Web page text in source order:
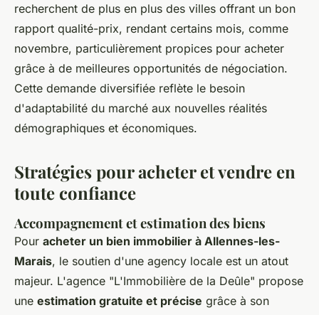
recherchent de plus en plus des villes offrant un bon
rapport qualité-prix, rendant certains mois, comme
novembre, particulièrement propices pour acheter
grâce à de meilleures opportunités de négociation.
Cette demande diversifiée reflète le besoin
d'adaptabilité du marché aux nouvelles réalités
démographiques et économiques.
Stratégies pour acheter et vendre en
toute confiance
Accompagnement et estimation des biens
Pour acheter un bien immobilier à Allennes-les-
Marais, le soutien d'une agency locale est un atout
majeur. L'agence "L'Immobilière de la Deûle" propose
une estimation gratuite et précise grâce à son